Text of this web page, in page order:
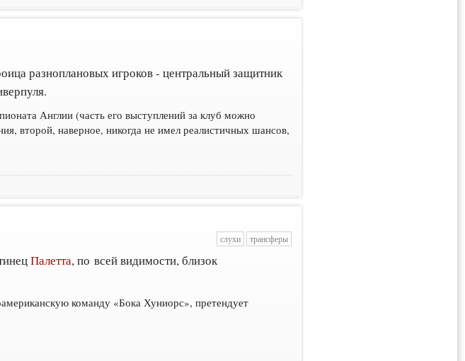
разноплановых игроков - центральный защитник
Англии (часть его выступлений за клуб можно
второй, наверное, никогда не имел реалистичных шансов,
слухи трансферы
Палетта, по всей видимости, близок
команду «Бока Хуниорс», претендует